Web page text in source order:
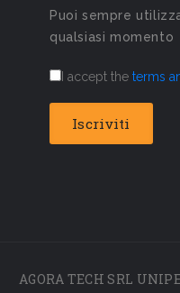
Puoi sempre
qualsiasi momento
I accept the terms
AGORA TECH SRL